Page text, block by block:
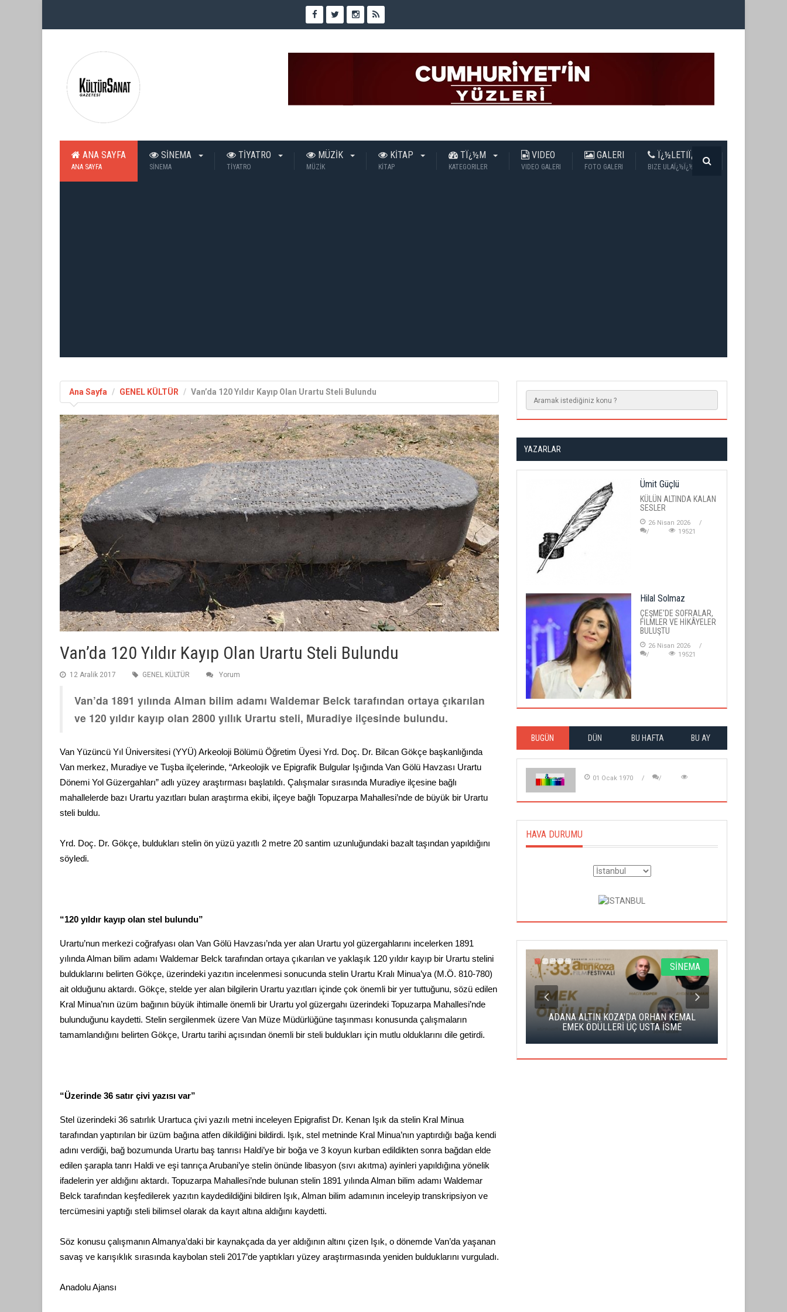
ANA SAYFA
ANA SAYFA
SİNEMA
SİNEMA
TİYATRO
TİYATRO
MÜZİK
MÜZİK
KİTAP
KİTAP
TÏ¿½M
KATEGORILER
VIDEO
VIDEO GALERI
GALERI
FOTO GALERI
Ï¿½LETIÏ¿½IM
BIZE ULAÏ¿½Ï¿½N
Ana Sayfa GENEL KÜLTÜR Van’da 120 Yıldır Kayıp Olan Urartu Steli Bulundu
Van’da 120 Yıldır Kayıp Olan Urartu Steli Bulundu
12 Aralik 2017 GENEL KÜLTÜR Yorum
Van’da 1891 yılında Alman bilim adamı Waldemar Belck tarafından ortaya çıkarılan
ve 120 yıldır kayıp olan 2800 yıllık Urartu steli, Muradiye ilçesinde bulundu.
Van Yüzüncü Yıl Üniversitesi (YYÜ) Arkeoloji Bölümü Öğretim Üyesi Yrd. Doç. Dr. Bilcan Gökçe başkanlığında
Van merkez, Muradiye ve Tuşba ilçelerinde, “Arkeolojik ve Epigrafik Bulgular Işığında Van Gölü Havzası Urartu
Dönemi Yol Güzergahları” adlı yüzey araştırması başlatıldı. Çalışmalar sırasında Muradiye ilçesine bağlı
mahallelerde bazı Urartu yazıtları bulan araştırma ekibi, ilçeye bağlı Topuzarpa Mahallesi’nde de büyük bir Urartu
steli buldu.
Yrd. Doç. Dr. Gökçe, buldukları stelin ön yüzü yazıtlı 2 metre 20 santim uzunluğundaki bazalt taşından yapıldığını
söyledi.
“120 yıldır kayıp olan stel bulundu”
Urartu’nun merkezi coğrafyası olan Van Gölü Havzası’nda yer alan Urartu yol güzergahlarını incelerken 1891
yılında Alman bilim adamı Waldemar Belck tarafından ortaya çıkarılan ve yaklaşık 120 yıldır kayıp bir Urartu stelini
bulduklarını belirten Gökçe, üzerindeki yazıtın incelenmesi sonucunda stelin Urartu Kralı Minua’ya (M.Ö. 810-780)
ait olduğunu aktardı. Gökçe, stelde yer alan bilgilerin Urartu yazıtları içinde çok önemli bir yer tuttuğunu, sözü edilen
Kral Minua’nın üzüm bağının büyük ihtimalle önemli bir Urartu yol güzergahı üzerindeki Topuzarpa Mahallesi’nde
bulunduğunu kaydetti. Stelin sergilenmek üzere Van Müze Müdürlüğüne taşınması konusunda çalışmaların
tamamlandığını belirten Gökçe, Urartu tarihi açısından önemli bir steli buldukları için mutlu olduklarını dile getirdi.
“Üzerinde 36 satır çivi yazısı var”
Stel üzerindeki 36 satırlık Urartuca çivi yazılı metni inceleyen Epigrafist Dr. Kenan Işık da stelin Kral Minua
tarafından yaptırılan bir üzüm bağına atfen dikildiğini bildirdi. Işık, stel metninde Kral Minua’nın yaptırdığı bağa kendi
adını verdiği, bağ bozumunda Urartu baş tanrısı Haldi’ye bir boğa ve 3 koyun kurban edildikten sonra bağdan elde
edilen şarapla tanrı Haldi ve eşi tanrıça Arubani’ye stelin önünde libasyon (sıvı akıtma) ayinleri yapıldığına yönelik
ifadelerin yer aldığını aktardı. Topuzarpa Mahallesi’nde bulunan stelin 1891 yılında Alman bilim adamı Waldemar
Belck tarafından keşfedilerek yazıtın kaydedildiğini bildiren Işık, Alman bilim adamının inceleyip transkripsiyon ve
tercümesini yaptığı steli bilimsel olarak da kayıt altına aldığını kaydetti.
Söz konusu çalışmanın Almanya’daki bir kaynakçada da yer aldığının altını çizen Işık, o dönemde Van’da yaşanan
savaş ve karışıklık sırasında kaybolan steli 2017’de yaptıkları yüzey araştırmasında yeniden bulduklarını vurguladı.
Anadolu Ajansı
YAZARLAR
Ümit Güçlü
KÜLÜN ALTINDA KALAN
SESLER
26 Nisan 2026
19521
Hilal Solmaz
ÇEŞME'DE SOFRALAR,
FİLMLER VE HİKÂYELER
BULUŞTU
26 Nisan 2026
19521
BUGÜN DÜN BU HAFTA BU AY
01 Ocak 1970
HAVA DURUMU
ALTIN KOZA'NIN ONUR ÖDÜLLERİ FERZAN
ÖZPETEK VE VAHİDE PERÇİN'İN
SİNEMA
ADANA ALTIN KOZA'DA ORHAN KEMAL
EMEK ÖDÜLLERİ ÜÇ USTA İSME